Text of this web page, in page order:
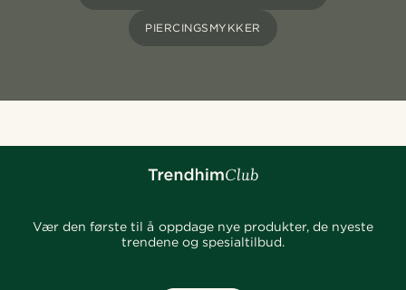
PIERCINGSMYKKER
Vær den første til å oppdage nye produkter, de nyeste
trendene og spesialtilbud.